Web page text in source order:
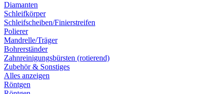
Diamanten
Schleifkörper
Schleifscheiben/Finierstreifen
Polierer
Mandrelle/Träger
Bohrerständer
Zahnreinigungsbürsten (rotierend)
Zubehör & Sonstiges
Alles anzeigen
Röntgen